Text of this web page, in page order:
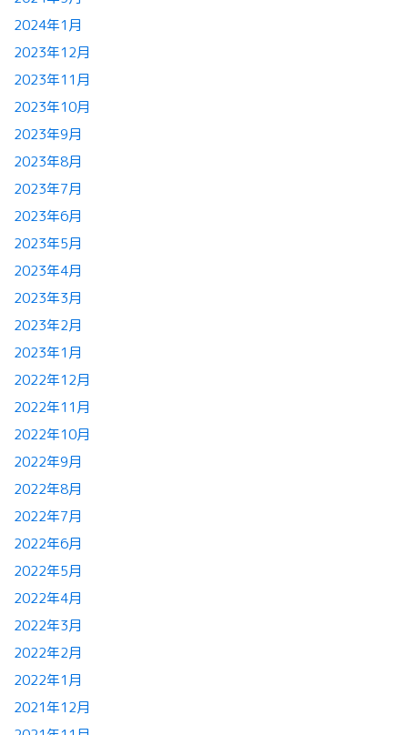
2024年1月
2023年12月
2023年11月
2023年10月
2023年9月
2023年8月
2023年7月
2023年6月
2023年5月
2023年4月
2023年3月
2023年2月
2023年1月
2022年12月
2022年11月
2022年10月
2022年9月
2022年8月
2022年7月
2022年6月
2022年5月
2022年4月
2022年3月
2022年2月
2022年1月
2021年12月